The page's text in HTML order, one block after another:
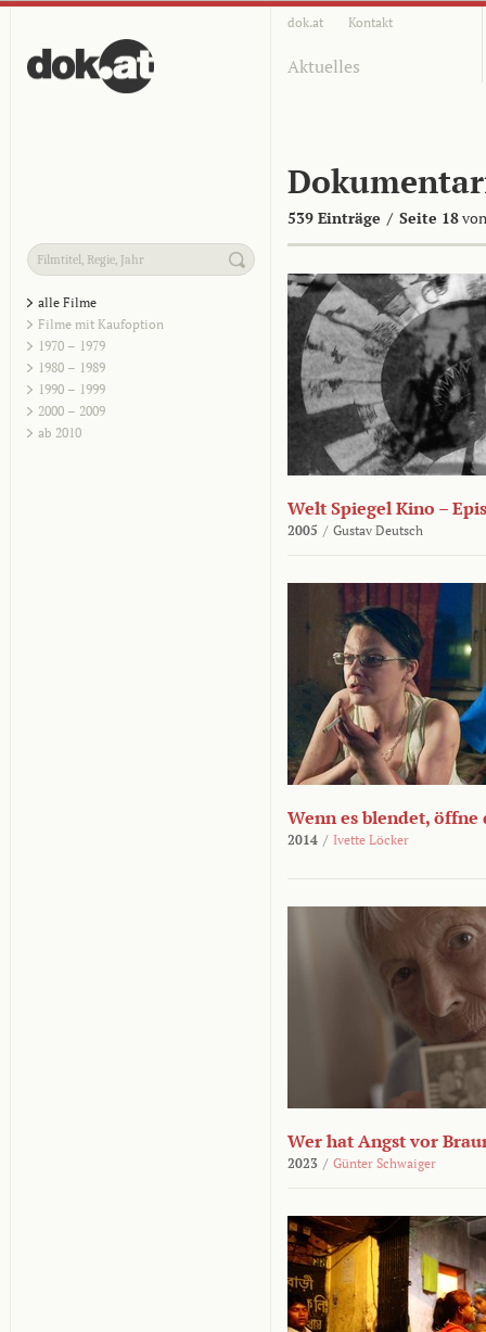
dok.at Kontakt
Aktuelles
539 Einträge / Seite 18
alle Filme
Filme mit Kaufoption
1970 – 1979
1980 – 1989
1990 – 1999
2000 – 2009
ab 2010
Welt Spiegel Kino –
2005 / Gustav Deutsch
Wenn es blendet, öffne
2014 / Ivette Löcker
Wer hat Angst vor
2023 / Günter Schwaiger